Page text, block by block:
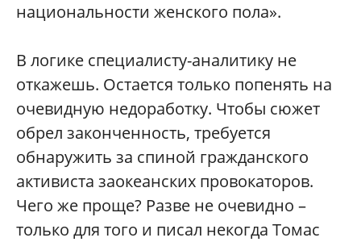
национальности женского пола».
В логике специалисту-аналитику не
откажешь. Остается только попенять на
очевидную недоработку. Чтобы сюжет
обрел законченность, требуется
обнаружить за спиной гражданского
активиста заокеанских провокаторов.
Чего же проще? Разве не очевидно –
только для того и писал некогда Томас